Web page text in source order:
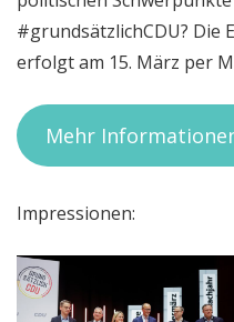
#grundsätzlichCDU? Die
erfolgt am 15. März per
Mehr
Impressionen: